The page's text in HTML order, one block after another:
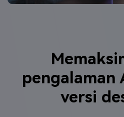
pengalaman
versi